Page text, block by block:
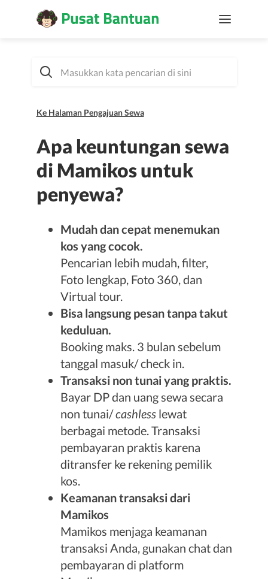
Ke Halaman Pengajuan Sewa
Apa keuntungan sewa
di Mamikos untuk
penyewa?
Mudah dan cepat menemukan
kos yang cocok.
Pencarian lebih mudah, filter,
Foto lengkap, Foto 360, dan
Virtual tour.
Bisa langsung pesan tanpa takut
keduluan.
Booking maks. 3 bulan sebelum
tanggal masuk/ check in.
Transaksi non tunai yang praktis.
Bayar DP dan uang sewa secara
non tunai/cashless lewat
berbagai metode. Transaksi
pembayaran praktis karena
ditransfer ke rekening pemilik
kos.
Keamanan transaksi dari
Mamikos
Mamikos menjaga keamanan
transaksi Anda, gunakan chat dan
pembayaran di platform